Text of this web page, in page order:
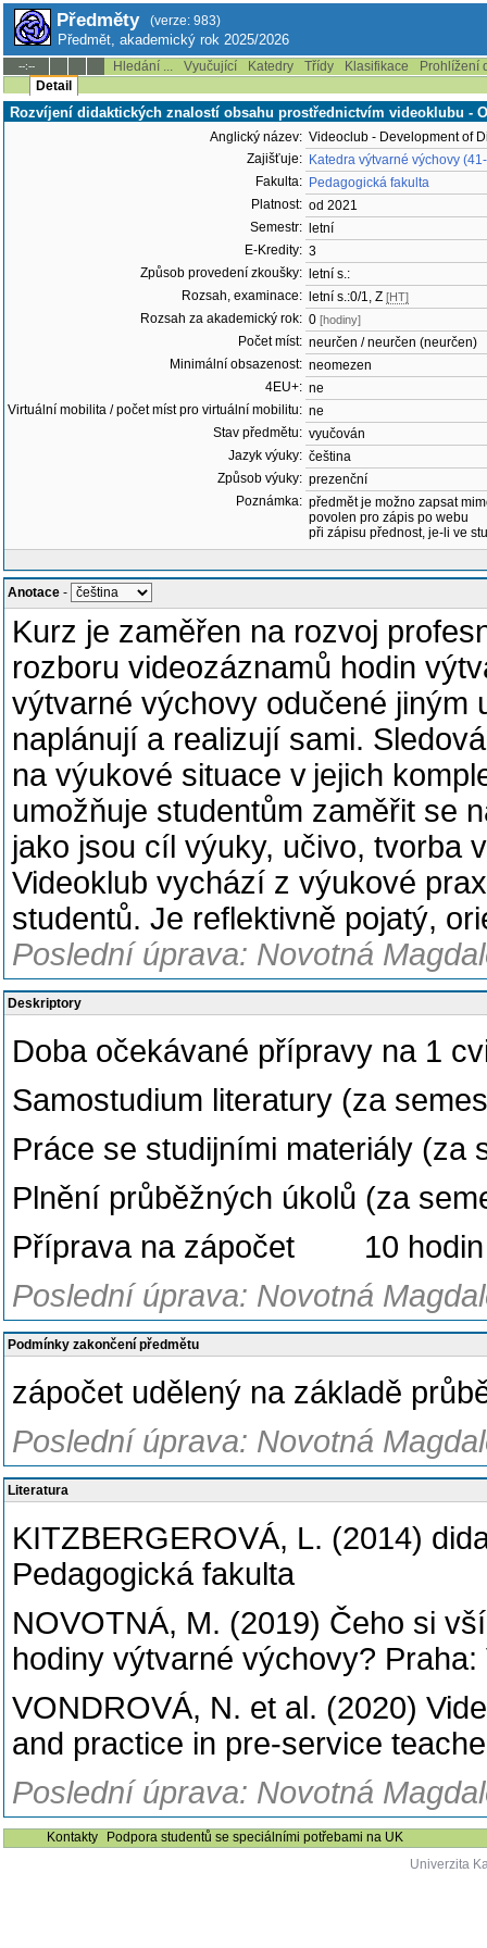
Předměty (verze: 983)
Předmět, akademický rok 2025/2026
--:-- Hledání ... Vyučující Katedry Třídy Klasifikace
Prohlížení
Detail
Rozvíjení didaktických znalostí obsahu prostřednictvím videoklubu -
Anglický název: Videoclub - Development of
Zajišťuje: Katedra výtvarné výchovy
Fakulta: Pedagogická fakulta
Platnost: od 2021
Semestr:
letní
E-Kredity: 3
Způsob provedení zkoušky:
letní s.:
Rozsah, examinace:
letní s.:0/1, Z [HT]
Rozsah za akademický rok: 0 [hodiny]
Počet míst: neurčen / neurčen (neurčen)
Minimální obsazenost: neomezen
4EU+: ne
Virtuální mobilita / počet míst pro virtuální mobilitu: ne
Stav předmětu: vyučován
Jazyk výuky: čeština
Způsob výuky: prezenční
Poznámka: předmět je možno zapsat
povolen pro zápis po webu
při zápisu přednost, je-li ve
Anotace -
Kurz je zaměřen na rozvoj
rozboru videozáznamů hodin
výtvarné výchovy odučené jiným
naplánují a realizují sami.
na výukové situace v jejich
umožňuje studentům zaměřit se
jako jsou cíl výuky, učivo, tvorba
Videoklub vychází z výukové
studentů. Je reflektivně pojatý,
Poslední úprava: Novotná
Deskriptory
Doba očekávané přípravy na 1
Samostudium literatury (za
Práce se studijními materiály (za
Plnění průběžných úkolů (za
Příprava na zápočet 10 hodin
Poslední úprava: Novotná
Podmínky zakončení předmětu
zápočet udělený na základě
Poslední úprava: Novotná
Literatura
KITZBERGEROVÁ, L. (2014)
Pedagogická fakulta
NOVOTNÁ, M. (2019) Čeho si
hodiny výtvarné výchovy?
VONDROVÁ, N. et al. (2020)
and practice in pre-service
Poslední úprava: Novotná
Kontakty
Podpora studentů se speciálními potřebami na UK
Univerzita